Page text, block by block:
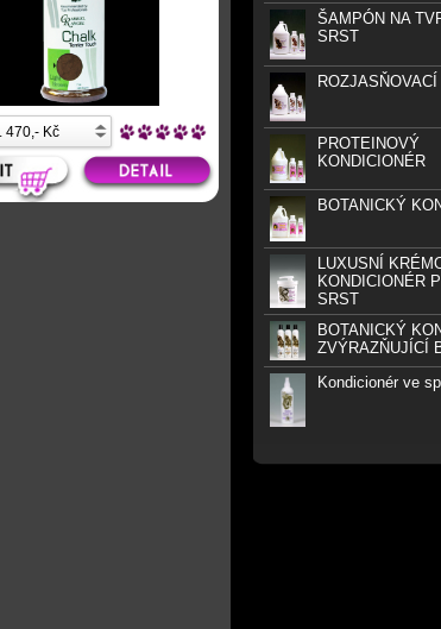
ŠAMPÓN NA
SRST
PROTEINOVÝ
KONDICIONÉR
BOTANICKÝ
LUXUSNÍ
KONDICIONÉR
SRST
BOTANICKÝ
ZVÝRAZŇUJÍCÍ
Kondicionér ve